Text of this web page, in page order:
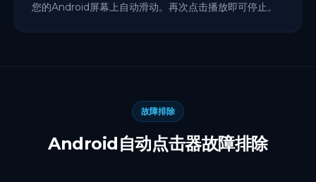
您的Android屏幕上自动滑动。再次点击播放即可停止。
故障排除
Android自动点击器故障排除